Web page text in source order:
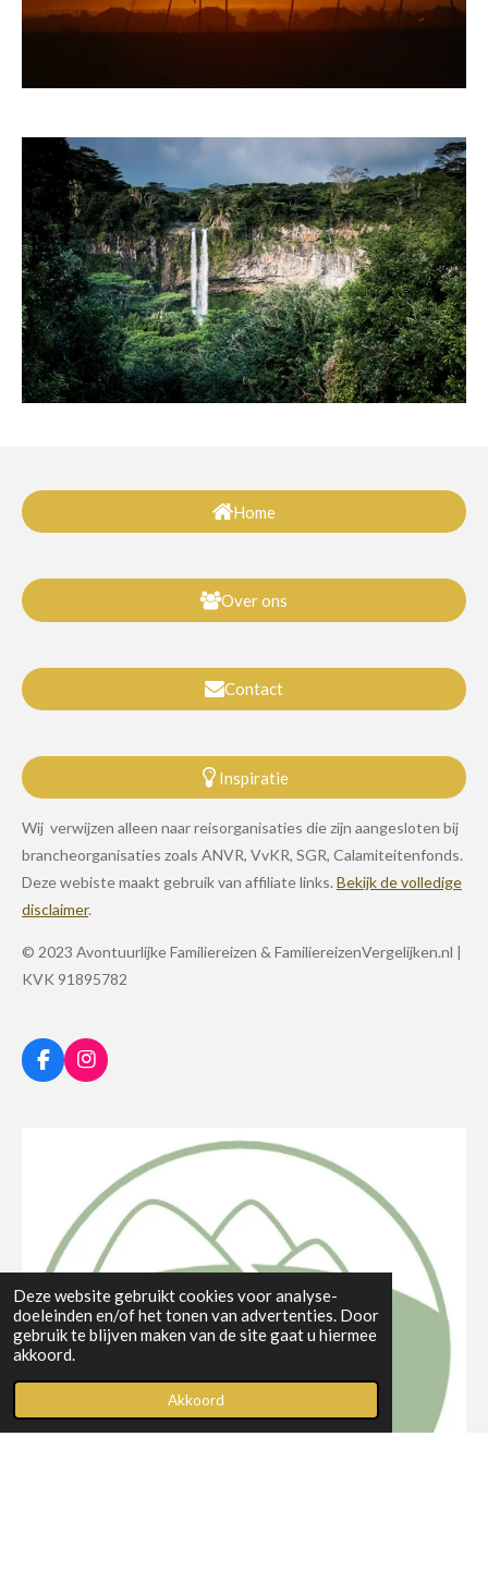
Deze website gebruikt cookies voor analyse-
doeleinden en/of het tonen van advertenties. Door
gebruik te blijven maken van de site gaat u hiermee
akkoord.
Akkoord
Home
Over ons
Contact
Inspiratie
Wij verwijzen alleen naar reisorganisaties die zijn aangesloten bij
brancheorganisaties zoals ANVR, VvKR, SGR, Calamiteitenfonds.
Deze webiste maakt gebruik van affiliate links. Bekijk de volledige
disclaimer.
© 2023 Avontuurlijke Familiereizen & FamiliereizenVergelijken.nl |
KVK 91895782
F
a
I
n
a
m